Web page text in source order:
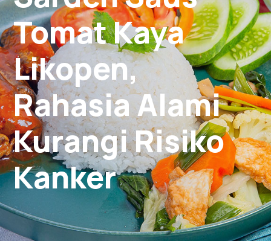
Tomat Kaya
Likopen,
Rahasia Alami
Kurangi Risiko
Kanker